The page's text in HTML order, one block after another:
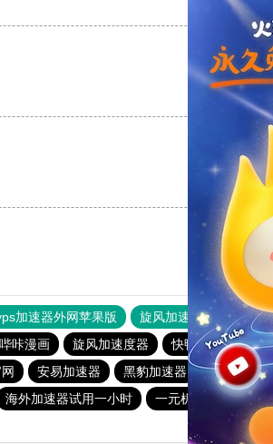
加速器外网苹果版 旋风加速度器
快连
哔咔漫画 旋风加速度器 快鸭官网 旋风
安易加速器 黑豹加速器
爬梯子加速
海外加速器试用一小时 一元机场
旋风加